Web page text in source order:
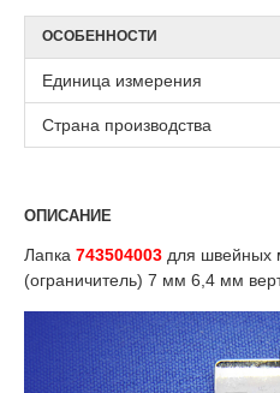
ОСОБЕННОСТИ
Единица измерения
Страна производства
ОПИСАНИЕ
Лапка 743504003 для швейных
(ограничитель) 7 мм 6,4 мм